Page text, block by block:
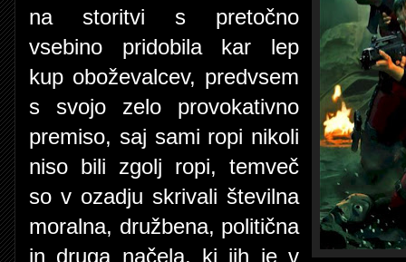
na storitvi s pretočno
vsebino pridobila kar lep
kup oboževalcev, predvsem
s svojo zelo provokativno
premiso, saj sami ropi nikoli
niso bili zgolj ropi, temveč
so v ozadju skrivali številna
moralna, družbena, politična
in druga načela, ki jih je v